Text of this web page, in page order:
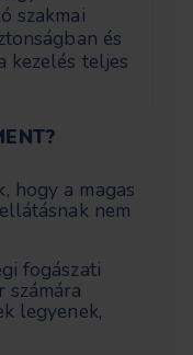
szakmai
és
kezelés teljes
hogy a magas
nem
fogászati
számára
legyenek,